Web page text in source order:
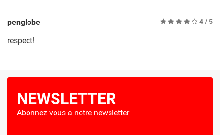
penglobe 4/ 5
respect!
NEWSLETTER
Abonnez vous a notre newsletter